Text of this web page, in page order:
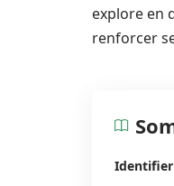
explore en
renforcer
Identifier